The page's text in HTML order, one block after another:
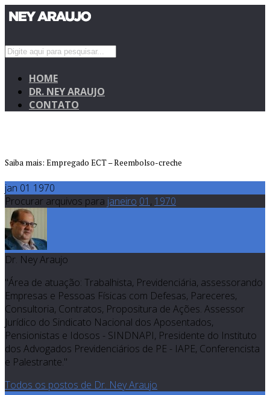
HOME
DR. NEY ARAUJO
CONTATO
Saiba mais: Empregado ECT – Reembolso-creche
jan 01 1970
Procurar arquivos para janeiro 01 , 1970
Dr. Ney Araujo
"Área de atuação: Trabalhista, Previdenciária, assessorando
Empresas e Pessoas Físicas com Defesas, Pareceres,
Consultoria, Contratos, Propositura de Ações. Assessor
Jurídico do Sindicato Nacional dos Aposentados,
Pensionistas e Idosos - SINDNAPI, Presidente do Instituto
dos Advogados Previdenciários de PE - IAPE, Conferencista
e Palestrante."
Todos os postos de Dr. Ney Araujo